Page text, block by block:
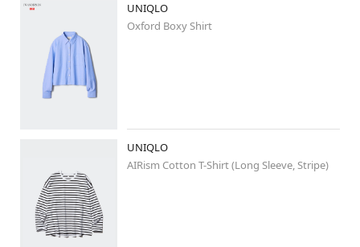
🌿🌿
🌿🌿
☝️こちらから仙台の素敵な着こなしが
ご覧いただけます✨✨
……………………………………………………
#ユニクロ新作
#jwanderson
#ユニクロコーデ
#シンプルコーデ
#大人カジュアル
#オックスフォードシャツ
#春コーデ
#スカート
#ミディアムヘアコーデ
UNIQLO
Oxford Boxy Shirt
UNIQLO
AIRism Cotton T-Shirt (Long Sleeve, Stripe)